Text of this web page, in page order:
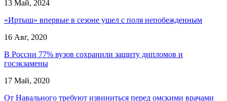
13 Май, 2024
«Иртыш» впервые в сезоне ушел с поля непобежденным
16 Авг, 2020
В России 77% вузов сохранили защиту дипломов и
госэкзамены
17 Май, 2020
От Навального требуют извиниться перед омскими врачами